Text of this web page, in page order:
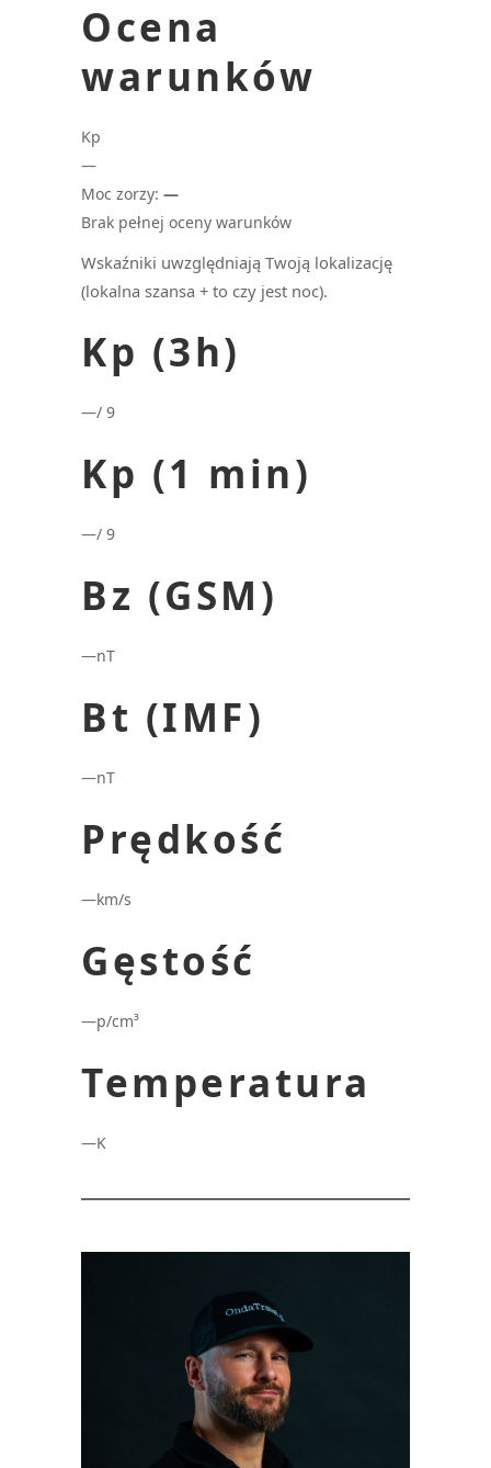
Ocena
warunków
Kp
—
Moc zorzy: —
Brak pełnej oceny warunków
Wskaźniki uwzględniają Twoją lokalizację
(lokalna szansa + to czy jest noc).
Kp (3h)
—/ 9
Kp (1 min)
—/ 9
Bz (GSM)
—nT
Bt (IMF)
—nT
Prędkość
—km/s
Gęstość
—p/cm³
Temperatura
—K